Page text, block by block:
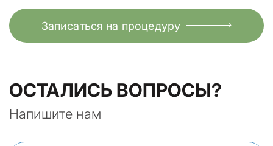
Записаться на процедуру
ОСТАЛИСЬ ВОПРОСЫ?
Напишите нам